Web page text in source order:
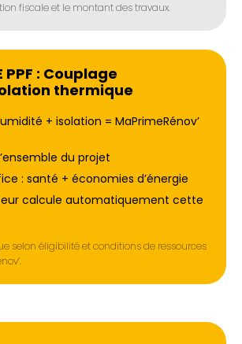
fiscale et le montant des travaux.
PPF : Couplage
thermique
+ isolation = MaPrimeRénov’
du projet
: santé + économies d’énergie
calcule automatiquement cette
selon éligibilité et conditions de ressources